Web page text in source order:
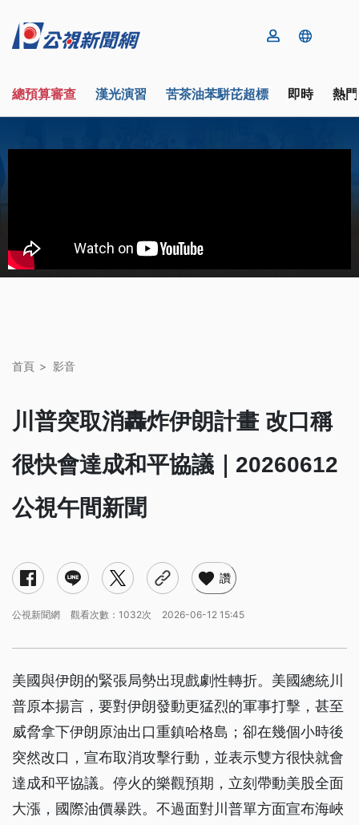
總預算審查 漢光演習 苦茶油苯駢芘超標 即時 熱
首頁 影音
川普突取消轟炸伊朗計畫 改口稱
很快會達成和平協議｜20260612
公視午間新聞
讚
公視新聞網 觀看次數：1032次 2026-06-12 15:45
美國與伊朗的緊張局勢出現戲劇性轉折。美國總統川
普原本揚言，要對伊朗發動更猛烈的軍事打擊，甚至
威脅拿下伊朗原油出口重鎮哈格島；卻在幾個小時後
突然改口，宣布取消攻擊行動，並表示雙方很快就會
達成和平協議。停火的樂觀預期，立刻帶動美股全面
大漲，國際油價暴跌。不過面對川普單方面宣布海峽